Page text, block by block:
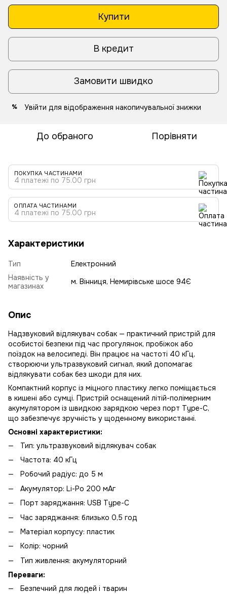
Купити
В кредит
Замовити швидко
% Увійти для відображення накопичувальної знижки
До обраного Порівняти
ПОКУПКА ЧАСТИНАМИ
4 платежі по 75.00 грн
ОПЛАТА ЧАСТИНАМИ
4 платежі по 75.00 грн
Характеристики
Тип
Електронний
Наявність у
магазинах
м. Вінниця, Немирівське шосе 94Є
Опис
Надзвуковий відлякувач собак — практичний пристрій для
особистої безпеки під час прогулянок, пробіжок або
поїздок на велосипеді. Він працює на частоті 40 кГц,
створюючи ультразвуковий сигнал, який допомагає
відлякувати собак без шкоди для них.
Компактний корпус із міцного пластику легко поміщається
в кишені або сумці. Пристрій оснащений літій-полімерним
акумулятором із швидкою зарядкою через порт Type-C,
що забезпечує зручність у щоденному використанні.
Основні характеристики:
Тип: ультразвуковий відлякувач собак
Частота: 40 кГц
Робочий радіус: до 5 м
Акумулятор: Li-Po 200 мАг
Порт заряджання: USB Type-C
Час заряджання: близько 0,5 год
Матеріал корпусу: пластик
Колір: чорний
Тип живлення: акумуляторний
Переваги:
Безпечний для людей і тварин